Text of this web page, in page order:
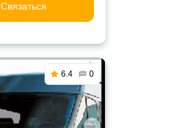
Связаться
6.4 0